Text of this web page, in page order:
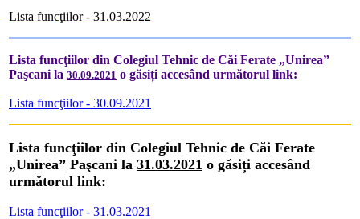
Lista funcţiilor - 31.03.2022
Lista funcţiilor din Colegiul Tehnic de Căi Ferate „Unirea”
Paşcani la 30.09.2021 o găsiți accesând următorul link:
Lista funcţiilor - 30.09.2021
Lista funcţiilor din Colegiul Tehnic de Căi Ferate
„Unirea” Paşcani la 31.03.2021 o găsiți accesând
următorul link:
Lista funcţiilor - 31.03.2021